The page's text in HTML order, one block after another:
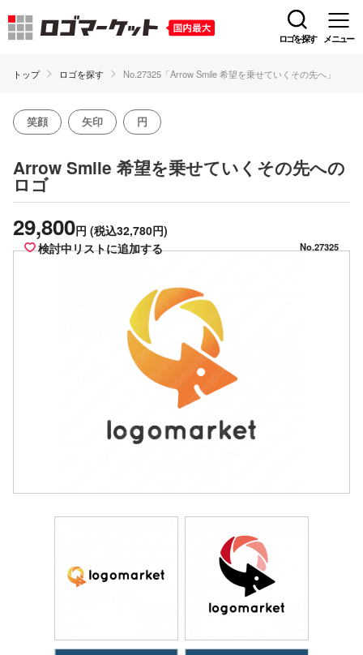
ロゴを探す メニュー
トップ ロゴを探す No.27325「Arrow Smile 希望を乗せていくその先へ」
笑顔 矢印 円
Arrow Smile 希望を乗せていくその先への
ロゴ
29,800円 (税込32,780円)
検討中リストに追加する
No.27325